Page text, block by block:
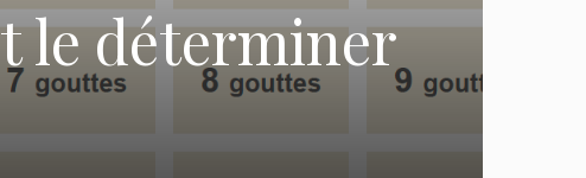
le déterminer